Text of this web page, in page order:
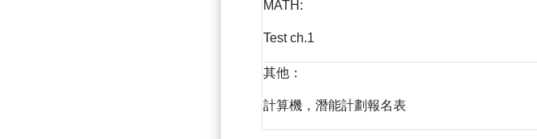
MATH:
Test ch.1
其他：
計算機，潛能計劃報名表